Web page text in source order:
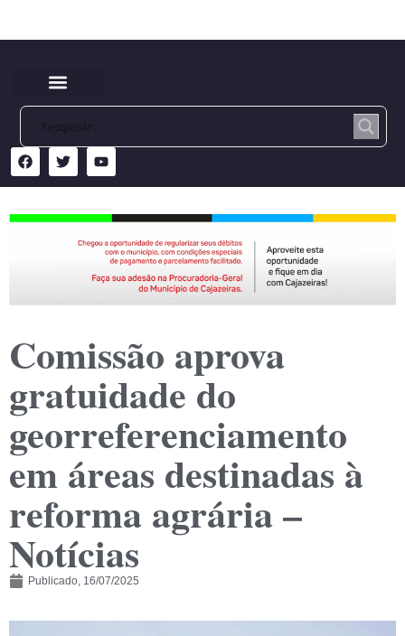
Comissão aprova
gratuidade do
georreferenciamento
em áreas destinadas à
reforma agrária –
Notícias
Publicado, 16/07/2025